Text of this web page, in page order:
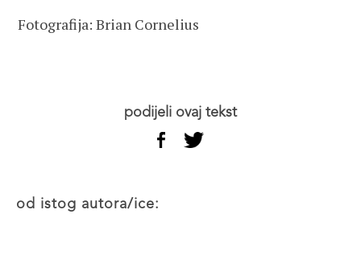
Fotografija: Brian Cornelius
podijeli ovaj tekst
od istog autora/ice: